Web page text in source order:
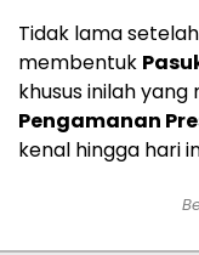
Tidak lama
membentuk
khusus inilah
Pengamanan
kenal hingga hari